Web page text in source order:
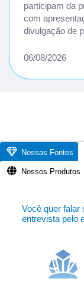
participam da
com
divulgação de
06/08/2026
Nossas Fontes
Nossos Produtos
Você quer falar
entrevista pelo